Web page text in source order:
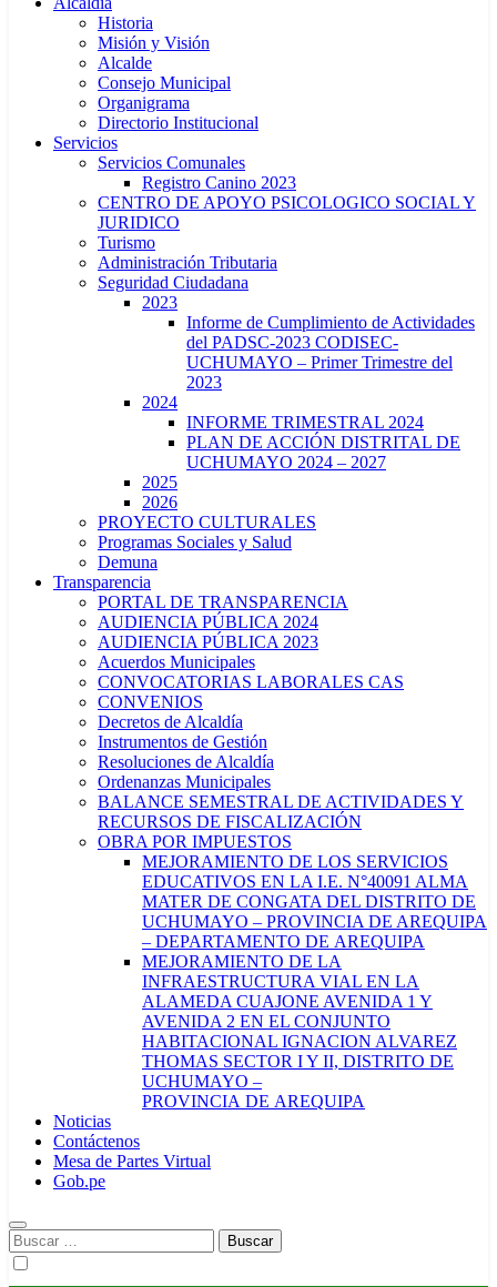
Historia
Misión y Visión
Alcalde
Consejo Municipal
Organigrama
Directorio Institucional
Servicios
Servicios Comunales
Registro Canino 2023
CENTRO DE APOYO PSICOLOGICO SOCIAL Y
JURIDICO
Turismo
Administración Tributaria
Seguridad Ciudadana
2023
Informe de Cumplimiento de Actividades
del PADSC-2023 CODISEC-
UCHUMAYO – Primer Trimestre del
2023
2024
INFORME TRIMESTRAL 2024
PLAN DE ACCIÓN DISTRITAL DE
UCHUMAYO 2024 – 2027
2025
2026
PROYECTO CULTURALES
Programas Sociales y Salud
Demuna
Transparencia
PORTAL DE TRANSPARENCIA
AUDIENCIA PÚBLICA 2024
AUDIENCIA PÚBLICA 2023
Acuerdos Municipales
CONVOCATORIAS LABORALES CAS
CONVENIOS
Decretos de Alcaldía
Instrumentos de Gestión
Resoluciones de Alcaldía
Ordenanzas Municipales
BALANCE SEMESTRAL DE ACTIVIDADES Y
RECURSOS DE FISCALIZACIÓN
OBRA POR IMPUESTOS
MEJORAMIENTO DE LOS SERVICIOS
EDUCATIVOS EN LA I.E. N°40091 ALMA
MATER DE CONGATA DEL DISTRITO DE
UCHUMAYO – PROVINCIA DE AREQUIPA
– DEPARTAMENTO DE AREQUIPA
MEJORAMIENTO DE LA
INFRAESTRUCTURA VIAL EN LA
ALAMEDA CUAJONE AVENIDA 1 Y
AVENIDA 2 EN EL CONJUNTO
HABITACIONAL IGNACION ALVAREZ
THOMAS SECTOR I Y II, DISTRITO DE
UCHUMAYO –
PROVINCIA DE AREQUIPA
Noticias
Contáctenos
Mesa de Partes Virtual
Gob.pe
Buscar: